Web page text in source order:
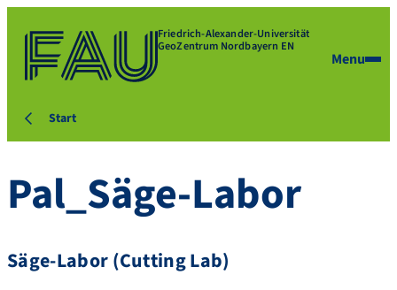
Friedrich-Alexander-Universität
GeoZentrum Nordbayern EN
Menu
Start
Pal_Säge-Labor
Säge-Labor (Cutting Lab)